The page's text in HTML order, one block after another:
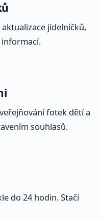
jídelníčků,
fotek dětí a
souhlasů.
do 24 hodin. Stačí